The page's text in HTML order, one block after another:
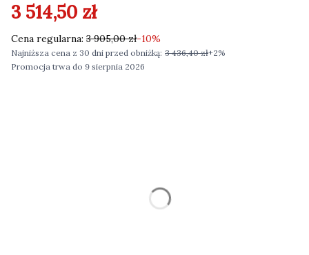
3 514,50 zł
Cena regularna: 3 905,00 zł-10%
Najniższa cena z 30 dni przed obniżką: 3 436,40 zł+2%
Promocja trwa do 9 sierpnia 2026